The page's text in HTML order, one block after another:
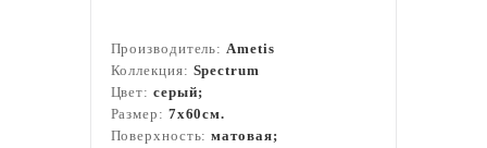
Производитель:Ametis
Коллекция: Spectrum
Цвет: серый;
Размер: 7x60см.
Поверхность:матовая;